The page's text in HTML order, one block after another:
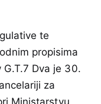
te
propisima
G.T.7 Dva je 30.
za